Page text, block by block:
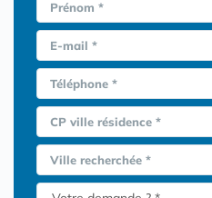
Prénom *
E-mail *
Téléphone *
CP ville résidence *
Ville recherchée *